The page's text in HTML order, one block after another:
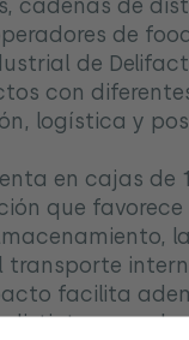
cadenas de
de
de
con
logística y
en cajas de
que favorece
transporte
facilita
distintos